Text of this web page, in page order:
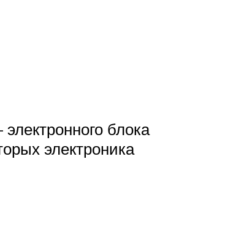
блока
электроника